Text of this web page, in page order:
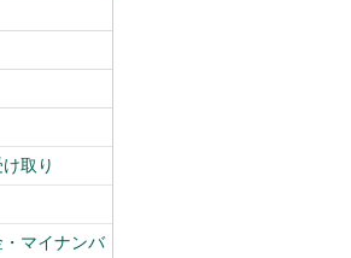
取り
マイナンバ